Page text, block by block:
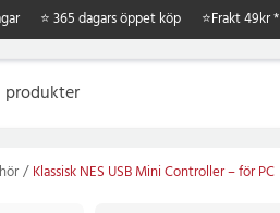
⭐ 365 dagars öppet köp ⭐Frakt 49kr *
Klassisk NES USB Mini Controller – för PC